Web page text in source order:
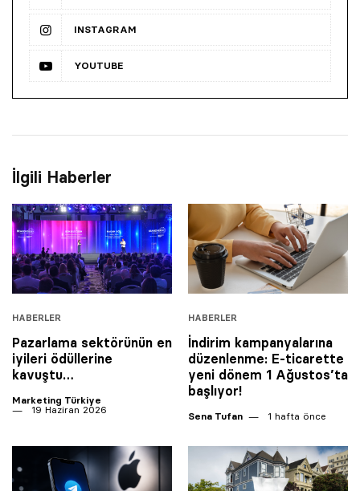
INSTAGRAM
YOUTUBE
İlgili Haberler
HABERLER
Pazarlama sektörünün en
iyileri ödüllerine
kavuştu…
Marketing Türkiye
19 Haziran 2026
HABERLER
İndirim kampanyalarına
düzenlenme: E-ticarette
yeni dönem 1 Ağustos’ta
başlıyor!
Sena Tufan 1 hafta önce